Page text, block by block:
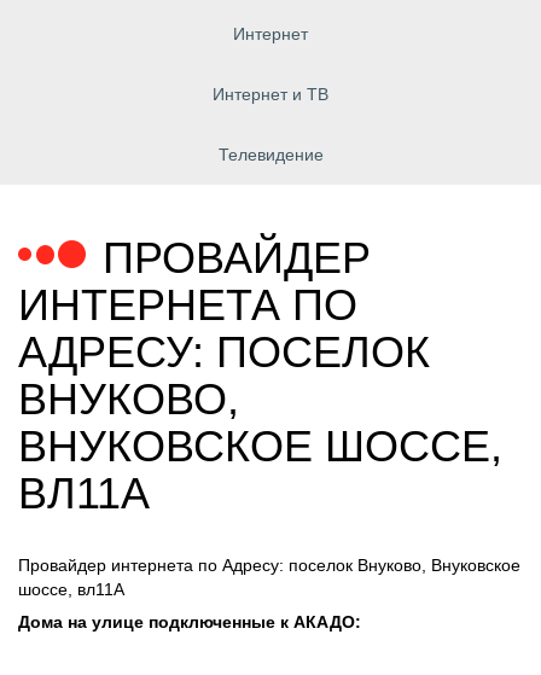
Интернет
Интернет и ТВ
Телевидение
ПРОВАЙДЕР
ИНТЕРНЕТА ПО
АДРЕСУ: ПОСЕЛОК
ВНУКОВО,
ВНУКОВСКОЕ ШОССЕ,
ВЛ11А
Провайдер интернета по Адресу: поселок Внуково, Внуковское
шоссе, вл11А
Дома на улице подключенные к АКАДО: